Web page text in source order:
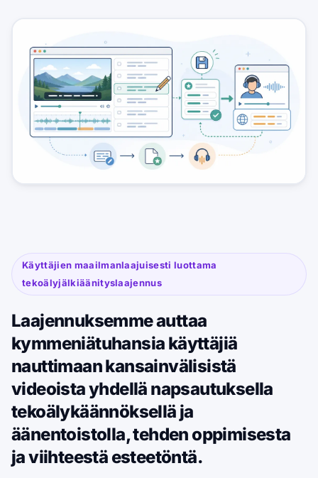
Käyttäjien maailmanlaajuisesti luottama
tekoälyjälkiäänityslaajennus
Laajennuksemme auttaa
kymmeniätuhansia käyttäjiä
nauttimaan kansainvälisistä
videoista yhdellä napsautuksella
tekoälykäännöksellä ja
äänentoistolla, tehden oppimisesta
ja viihteestä esteetöntä.